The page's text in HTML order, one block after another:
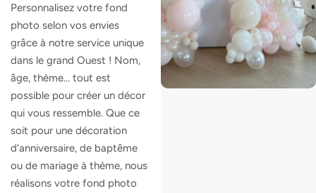
Personnalisez votre fond
photo selon vos envies
grâce à notre service unique
dans le grand Ouest ! Nom,
âge, thème… tout est
possible pour créer un décor
qui vous ressemble. Que ce
soit pour une décoration
d’anniversaire, de baptême
ou de mariage à thème, nous
réalisons votre fond photo